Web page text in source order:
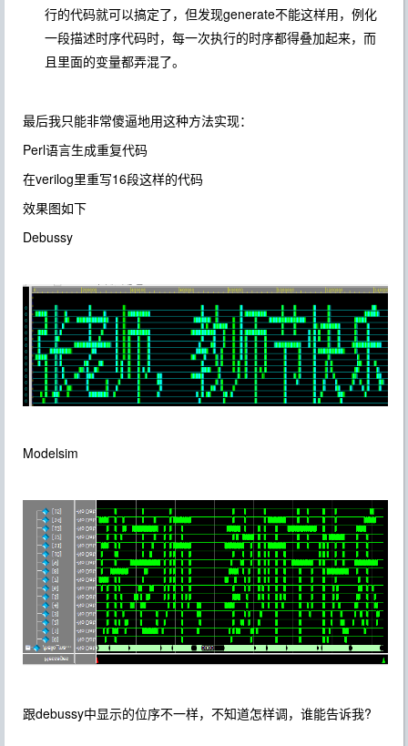
行的代码就可以搞定了，但发现generate不能这样用，例化
一段描述时序代码时，每一次执行的时序都得叠加起来，而
且里面的变量都弄混了。
最后我只能非常傻逼地用这种方法实现：
Perl语言生成重复代码
在verilog里重写16段这样的代码
效果图如下
Debussy
Modelsim
跟debussy中显示的位序不一样，不知道怎样调，谁能告诉我?